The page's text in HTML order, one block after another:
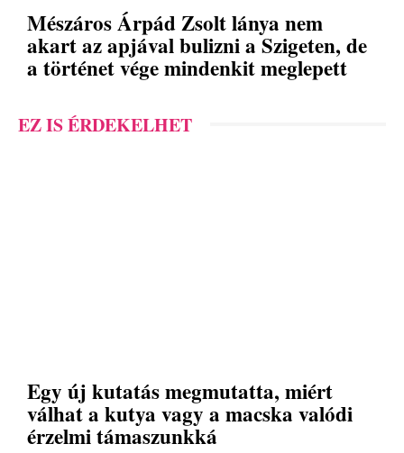
Mészáros Árpád Zsolt lánya nem
akart az apjával bulizni a Szigeten, de
a történet vége mindenkit meglepett
EZ IS ÉRDEKELHET
Egy új kutatás megmutatta, miért
válhat a kutya vagy a macska valódi
érzelmi támaszunkká